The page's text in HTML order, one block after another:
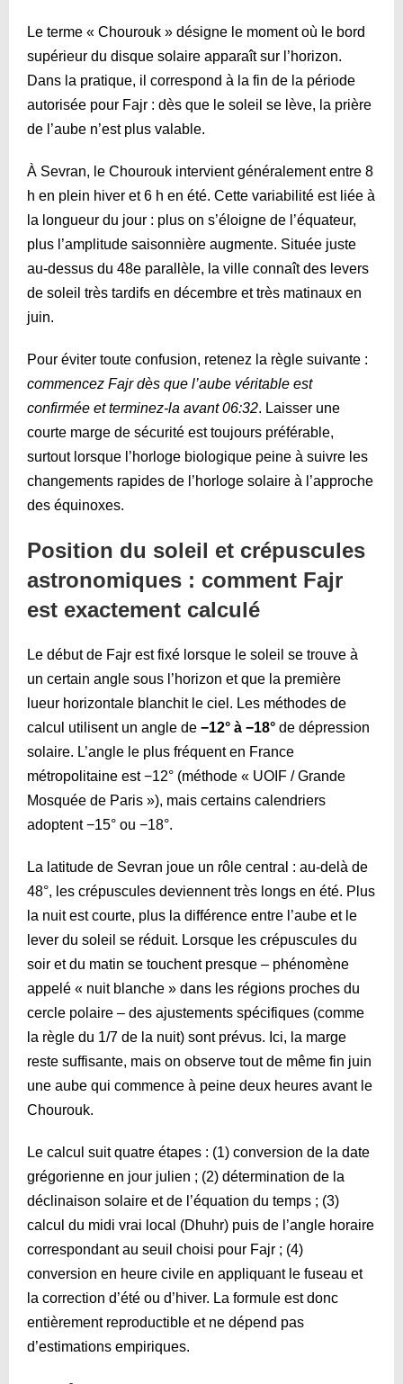
Le terme « Chourouk » désigne le moment où le bord
supérieur du disque solaire apparaît sur l’horizon.
Dans la pratique, il correspond à la fin de la période
autorisée pour Fajr : dès que le soleil se lève, la prière
de l’aube n’est plus valable.
À Sevran, le Chourouk intervient généralement entre 8
h en plein hiver et 6 h en été. Cette variabilité est liée à
la longueur du jour : plus on s’éloigne de l’équateur,
plus l’amplitude saisonnière augmente. Située juste
au-dessus du 48e parallèle, la ville connaît des levers
de soleil très tardifs en décembre et très matinaux en
juin.
Pour éviter toute confusion, retenez la règle suivante :
commencez Fajr dès que l’aube véritable est
confirmée et terminez-la avant06:32. Laisser une
courte marge de sécurité est toujours préférable,
surtout lorsque l’horloge biologique peine à suivre les
changements rapides de l’horloge solaire à l’approche
des équinoxes.
Position du soleil et crépuscules
astronomiques : comment Fajr
est exactement calculé
Le début de Fajr est fixé lorsque le soleil se trouve à
un certain angle sous l’horizon et que la première
lueur horizontale blanchit le ciel. Les méthodes de
calcul utilisent un angle de −12° à −18° de dépression
solaire. L’angle le plus fréquent en France
métropolitaine est −12° (méthode « UOIF / Grande
Mosquée de Paris »), mais certains calendriers
adoptent −15° ou −18°.
La latitude de Sevran joue un rôle central : au-delà de
48°, les crépuscules deviennent très longs en été. Plus
la nuit est courte, plus la différence entre l’aube et le
lever du soleil se réduit. Lorsque les crépuscules du
soir et du matin se touchent presque – phénomène
appelé « nuit blanche » dans les régions proches du
cercle polaire – des ajustements spécifiques (comme
la règle du 1/7 de la nuit) sont prévus. Ici, la marge
reste suffisante, mais on observe tout de même fin juin
une aube qui commence à peine deux heures avant le
Chourouk.
Le calcul suit quatre étapes : (1) conversion de la date
grégorienne en jour julien ; (2) détermination de la
déclinaison solaire et de l’équation du temps ; (3)
calcul du midi vrai local (Dhuhr) puis de l’angle horaire
correspondant au seuil choisi pour Fajr ; (4)
conversion en heure civile en appliquant le fuseau et
la correction d’été ou d’hiver. La formule est donc
entièrement reproductible et ne dépend pas
d’estimations empiriques.